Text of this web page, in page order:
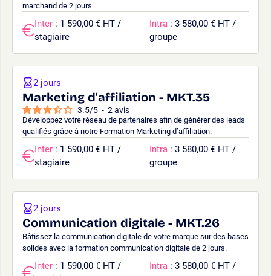
marchand de 2 jours.
Inter : 1 590,00 € HT /
stagiaire
Intra : 3 580,00 € HT /
groupe
Marketing d'affiliation - MKT.35
3.5/5 - 2 avis
Développez votre réseau de partenaires afin de générer des leads
qualifiés grâce à notre Formation Marketing d’affiliation.
2 jours
Inter : 1 590,00 € HT /
stagiaire
Intra : 3 580,00 € HT /
groupe
Communication digitale - MKT.26
Bâtissez la communication digitale de votre marque sur des bases
solides avec la formation communication digitale de 2 jours.
2 jours
Inter : 1 590,00 € HT /
Intra : 3 580,00 € HT /